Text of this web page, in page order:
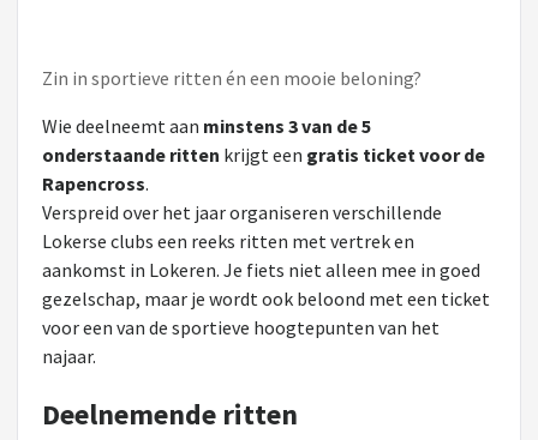
Zin in sportieve ritten én een mooie beloning?
Wie deelneemt aan minstens 3 van de 5
onderstaande ritten krijgt een gratis ticket voor de
Rapencross.
Verspreid over het jaar organiseren verschillende
Lokerse clubs een reeks ritten met vertrek en
aankomst in Lokeren. Je fiets niet alleen mee in goed
gezelschap, maar je wordt ook beloond met een ticket
voor een van de sportieve hoogtepunten van het
najaar.
Deelnemende ritten